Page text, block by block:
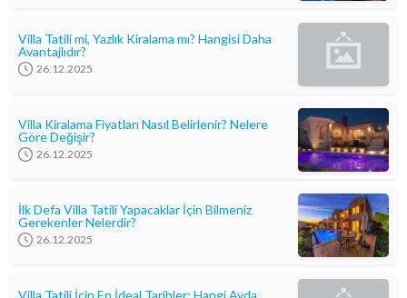
Villa Tatili mi, Yazlık Kiralama mı? Hangisi Daha
Avantajlıdır?
26.12.2025
Villa Kiralama Fiyatları Nasıl Belirlenir? Nelere
Göre Değişir?
26.12.2025
İlk Defa Villa Tatili Yapacaklar İçin Bilmeniz
Gerekenler Nelerdir?
26.12.2025
Villa Tatili İçin En İdeal Tarihler: Hangi Ayda